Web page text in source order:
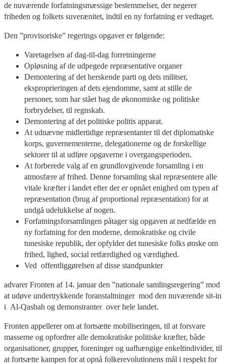
de nuværende forfatningsmæssige bestemmelser, der negerer
friheden og folkets suverænitet, indtil en ny forfatning er vedtaget.
Den ”provisoriske” regerings opgaver er følgende:
Varetagelsen af dag-til-dag forretningerne
Opløsning af de udpegede repræsentative organer
Demontering af det herskende parti og dets militser,
eksproprieringen af dets ejendomme, samt at stille de
personer, som har stået bag de økonomiske og politiske
forbrydelser, til regnskab.
Demontering af det politiske politis apparat.
At udnævne midlertidige repræsentanter til det diplomatiske
korps, guvernementerne, delegationerne og de forskellige
sektorer til at udføre opgaverne i overgangsperioden.
At forberede valg af en grundlovgivende forsamling i en
atmosfære af frihed. Denne forsamling skal repræsentere alle
vitale kræfter i landet efter der er opnået enighed om typen af
repræsentation (brug af proportional repræsentation) for at
undgå udelukkelse af nogen.
Forfatningsforsamlingen påtager sig opgaven at nedfælde en
ny forfatning for den moderne, demokratiske og civile
tunesiske republik, der opfylder det tunesiske folks ønske om
frihed, lighed, social retfærdighed og værdighed.
Ved offentliggørelsen af disse standpunkter
advarer Fronten af 14. januar den ”nationale samlingsregering” mod
at udøve undertrykkende foranstaltninger mod den nuværende sit-in
i Al-Qasbah og demonstranter over hele landet.
Fronten appellerer om at fortsætte mobiliseringen, til at forsvare
masserne og opfordrer alle demokratiske politiske kræfter, både
organisationer, grupper, foreninger og uafhængige enkeltindivider, til
at fortsætte kampen for at opnå folkerevolutionens mål i respekt for